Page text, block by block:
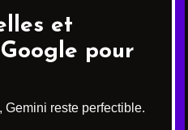
et
pour
Gemini reste perfectible.